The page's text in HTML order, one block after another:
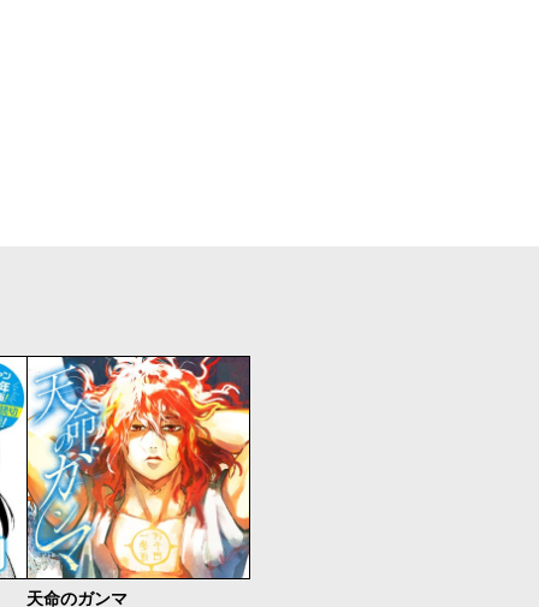
天命のガンマ